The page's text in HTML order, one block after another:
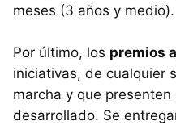
meses (3 años y medio).
Por último, los premios
iniciativas, de cualquier
marcha y que
desarrollado. Se